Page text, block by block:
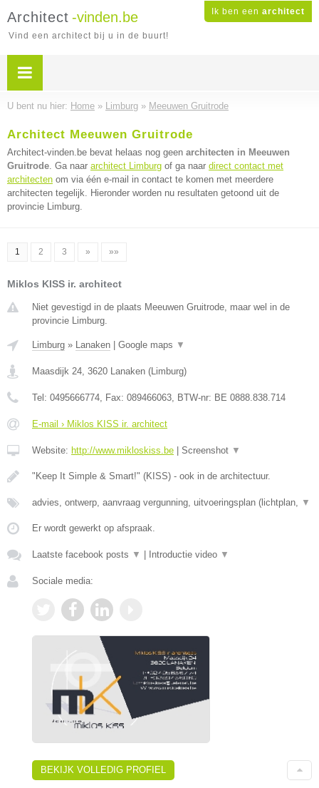
Ik ben een architect
Architect -vinden.be
Vind een architect bij u in de buurt!
U bent nu hier: Home » Limburg » Meeuwen Gruitrode
Architect Meeuwen Gruitrode
Architect-vinden.be bevat helaas nog geen architecten in Meeuwen
Gruitrode. Ga naar architect Limburg of ga naar direct contact met
architecten om via één e-mail in contact te komen met meerdere
architecten tegelijk. Hieronder worden nu resultaten getoond uit de
provincie Limburg.
1 2 3 » »»
Miklos KISS ir. architect
Niet gevestigd in de plaats Meeuwen Gruitrode, maar wel in de
provincie Limburg.
Limburg » Lanaken Google maps ▼
Maasdijk 24, 3620 Lanaken (Limburg)
Tel: 0495666774, Fax: 089466063, BTW-nr: BE 0888.838.714
E-mail › Miklos KISS ir. architect
Website: http://www.mikloskiss.be Screenshot ▼
"Keep It Simple & Smart!" (KISS) - ook in de architectuur.
advies, ontwerp, aanvraag vergunning, uitvoeringsplan (lichtplan, ▼
Er wordt gewerkt op afspraak.
Laatste facebook posts ▼ Introductie video ▼
Sociale media:
BEKIJK VOLLEDIG PROFIEL